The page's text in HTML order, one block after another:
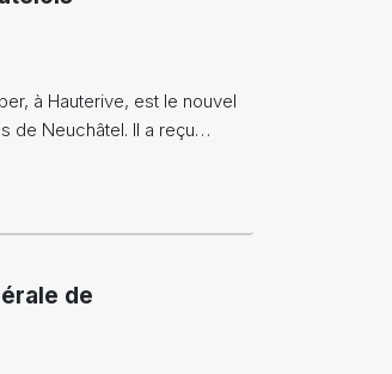
à Hauterive, est le nouvel
de Neuchâtel. Il a reçu…
de